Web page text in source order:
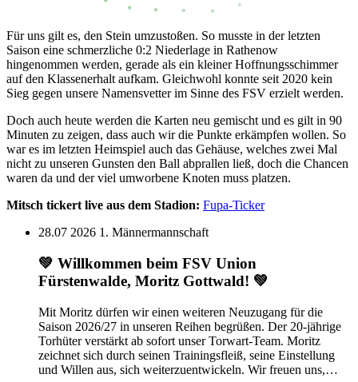
Für uns gilt es, den Stein umzustoßen. So musste in der letzten
Saison eine schmerzliche 0:2 Niederlage in Rathenow
hingenommen werden, gerade als ein kleiner Hoffnungsschimmer
auf den Klassenerhalt aufkam. Gleichwohl konnte seit 2020 kein
Sieg gegen unsere Namensvetter im Sinne des FSV erzielt werden.
Doch auch heute werden die Karten neu gemischt und es gilt in 90
Minuten zu zeigen, dass auch wir die Punkte erkämpfen wollen. So
war es im letzten Heimspiel auch das Gehäuse, welches zwei Mal
nicht zu unseren Gunsten den Ball abprallen ließ, doch die Chancen
waren da und der viel umworbene Knoten muss platzen.
Mitsch tickert live aus dem Stadion: Fupa-Ticker
28.07 2026 1. Männermannschaft
💚 Willkommen beim FSV Union
Fürstenwalde, Moritz Gottwald! 💚
Mit Moritz dürfen wir einen weiteren Neuzugang für die
Saison 2026/27 in unseren Reihen begrüßen. Der 20-jährige
Torhüter verstärkt ab sofort unser Torwart-Team. Moritz
zeichnet sich durch seinen Trainingsfleiß, seine Einstellung
und Willen aus, sich weiterzuentwickeln. Wir freuen uns,…